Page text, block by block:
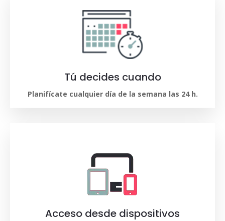
Tú decides cuando
Planifícate cualquier día de la semana las 24 h.
Acceso desde dispositivos